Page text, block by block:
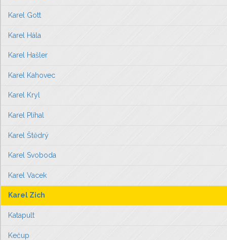
Karel Gott
Karel Hála
Karel Hašler
Karel Kahovec
Karel Kryl
Karel Plíhal
Karel Štědrý
Karel Svoboda
Karel Vacek
Karel Zich
Katapult
Kečup